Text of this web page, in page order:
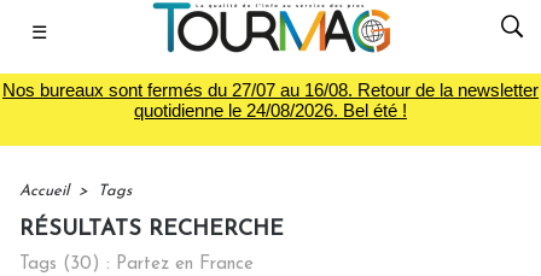
☰
Nos bureaux sont fermés du 27/07 au 16/08. Retour de la newsletter
quotidienne le 24/08/2026. Bel été !
Accueil > Tags
RÉSULTATS RECHERCHE
Tags (30) : Partez en France